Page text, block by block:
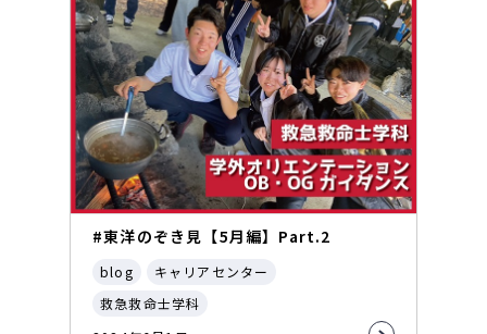
#東洋のぞき見【5月編】Part.2
blog
キャリアセンター
救急救命士学科